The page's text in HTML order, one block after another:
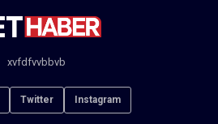
xvfdfvvbbvb
Twitter Instagram